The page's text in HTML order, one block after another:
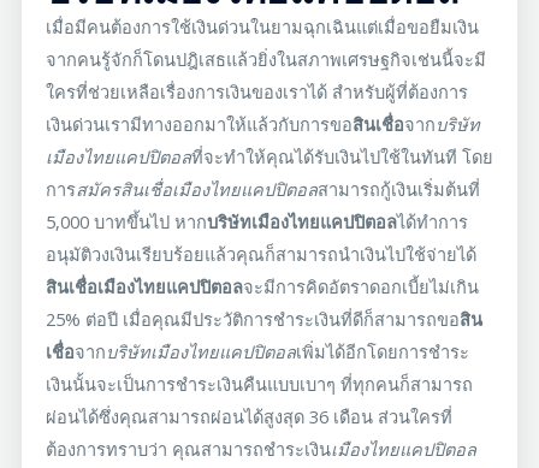
เมื่อมีคนต้องการใช้เงินด่วนในยามฉุกเฉินแต่เมื่อขอยืมเงิน
จากคนรู้จักก็โดนปฎิเสธแล้วยิ่งในสภาพเศรษฐกิจเช่นนี้จะมี
ใครที่ช่วยเหลือเรื่องการเงินของเราได้ สำหรับผู้ที่ต้องการ
เงินด่วนเรามีทางออกมาให้แล้วกับการขอสินเชื่อจากบริษัท
เมืองไทยแคปปิตอลที่จะทำให้คุณได้รับเงินไปใช้ในทันที โดย
การสมัครสินเชื่อเมืองไทยแคปปิตอลสามารถกู้เงินเริ่มต้นที่
5,000 บาทขึ้นไป หากบริษัทเมืองไทยแคปปิตอลได้ทำการ
อนุมัติวงเงินเรียบร้อยแล้วคุณก็สามารถนำเงินไปใช้จ่ายได้
สินเชื่อเมืองไทยแคปปิตอลจะมีการคิดอัตราดอกเบี้ยไม่เกิน
25% ต่อปี เมื่อคุณมีประวัติการชำระเงินที่ดีก็สามารถขอสิน
เชื่อจากบริษัทเมืองไทยแคปปิตอลเพิ่มได้อีกโดยการชำระ
เงินนั้นจะเป็นการชำระเงินคืนแบบเบาๆ ที่ทุกคนก็สามารถ
ผ่อนได้ซึ่งคุณสามารถผ่อนได้สูงสุด 36 เดือน ส่วนใครที่
ต้องการทราบว่า คุณสามารถชำระเงินเมืองไทยแคปปิตอล